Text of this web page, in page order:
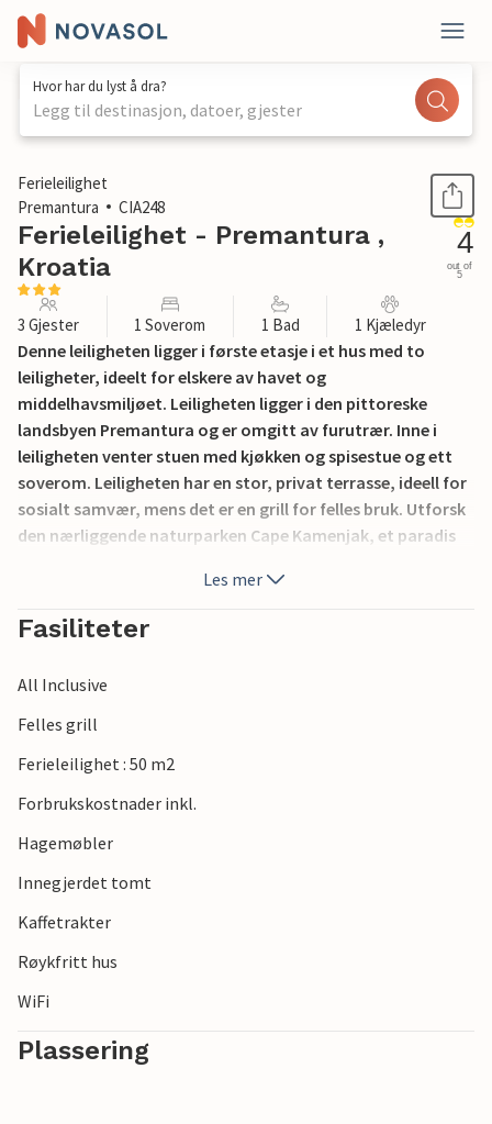
Hvor har du lyst å dra?
Legg til destinasjon, datoer, gjester
1 / 14
Ferieleilighet
Premantura
CIA248
Ferieleilighet - Premantura ,
Kroatia
4
out of
5
3 Gjester 1 Soverom 1 Bad 1 Kjæledyr
Denne leiligheten ligger i første etasje i et hus med to
leiligheter, ideelt for elskere av havet og
middelhavsmiljøet. Leiligheten ligger i den pittoreske
landsbyen Premantura og er omgitt av furutrær. Inne i
leiligheten venter stuen med kjøkken og spisestue og ett
soverom. Leiligheten har en stor, privat terrasse, ideell for
sosialt samvær, mens det er en grill for felles bruk. Utforsk
den nærliggende naturparken Cape Kamenjak, et paradis
krystallklare hav, fantastiske bukter og imponerende
scener med rik flora og fauna. Et perfekt sted for å nyte
havet og naturen og for ulike sportsaktiviteter. Er du klar
bygningen.
Les mer
Fasiliteter
All Inclusive
Felles grill
Ferieleilighet : 50 m2
Forbrukskostnader inkl.
Hagemøbler
Innegjerdet tomt
Kaffetrakter
Røykfritt hus
WiFi
Plassering